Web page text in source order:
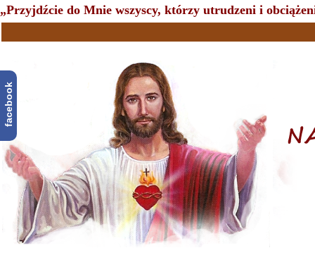
facebook
„Przyjdźcie do Mnie wszyscy, którzy utrudzeni i